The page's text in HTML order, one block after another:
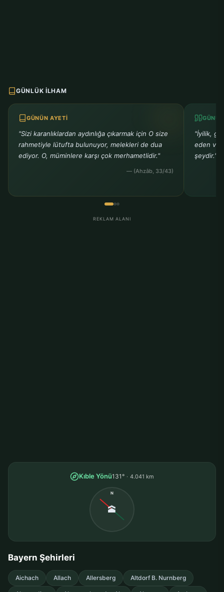
GÜNLÜK İLHAM
GÜNÜN AYETI
"Sizi karanlıklardan aydınlığa çıkarmak için O size
rahmetiyle lütufta bulunuyor, melekleri de dua
ediyor. O, müminlere karşı çok merhametlidir."
— (Ahzâb, 33/43)
"İyilik,
eden ve
şeydir."
REKLAM ALANI
Kıble Yönü131° 4.041 km
N
🕋
Bayern Şehirleri
Aichach Allach Allersberg Altdorf B. Nurnberg